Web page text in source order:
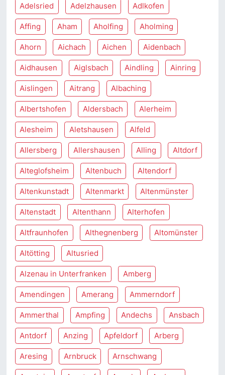
Adelsried Adelzhausen Adlkofen
Affing Aham Aholfing Aholming
Ahorn Aichach Aichen Aidenbach
Aidhausen Aiglsbach Aindling Ainring
Aislingen Aitrang Albaching
Albertshofen Aldersbach Alerheim
Alesheim Aletshausen Alfeld
Allersberg Allershausen Alling Altdorf
Alteglofsheim Altenbuch Altendorf
Altenkunstadt Altenmarkt Altenmünster
Altenstadt Altenthann Alterhofen
Altfraunhofen Althegnenberg Altomünster
Altötting Altusried
Alzenau in Unterfranken Amberg
Amendingen Amerang Ammerndorf
Ammerthal Ampfing Andechs Ansbach
Antdorf Anzing Apfeldorf Arberg
Aresing Arnbruck Arnschwang